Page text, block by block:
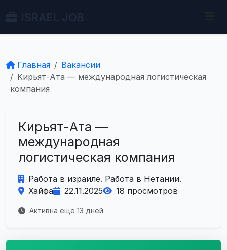
Главная
Вакансии
Кирьят-Ата — международная логистическая
компания
Кирьят-Ата —
международная
логистическая компания
Работа в израиле. Работа в Нетании.
Хайфа
22.11.2025 18 просмотров
Активна ещё 13 дней